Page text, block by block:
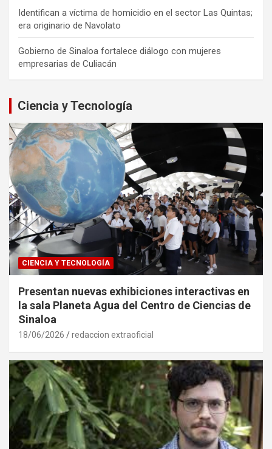
Identifican a víctima de homicidio en el sector Las Quintas;
era originario de Navolato
Gobierno de Sinaloa fortalece diálogo con mujeres
empresarias de Culiacán
Ciencia y Tecnología
CIENCIA Y TECNOLOGÍA
Presentan nuevas exhibiciones interactivas en
la sala Planeta Agua del Centro de Ciencias de
Sinaloa
18/06/2026 redaccion extraoficial